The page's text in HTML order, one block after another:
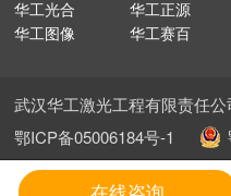
华工光合
华工正源
华工图像
华工赛百
武汉华工激光工程有限责任公
鄂ICP备05006184号-1
首页